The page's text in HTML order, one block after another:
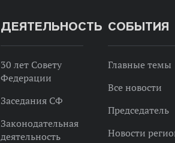
ДЕЯТЕЛЬНОСТЬ
30 лет Совету
Федерации
Заседания СФ
Законодательная
деятельность
СОБЫТИЯ
Главные темы
Все новости
Председатель
Новости